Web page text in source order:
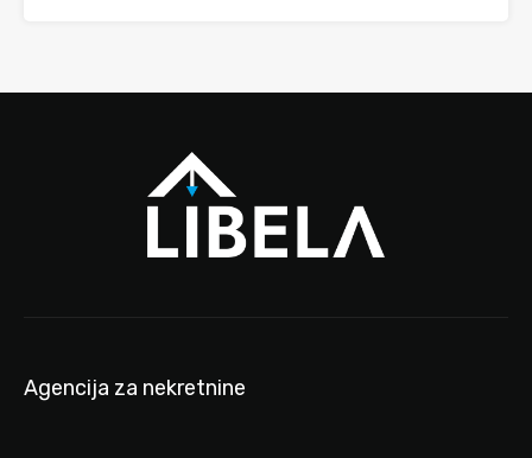
Agencija za nekretnine